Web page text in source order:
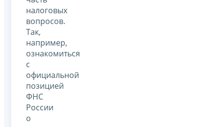
налоговых
вопросов.
Так,
например,
ознакомиться
с
официальной
позицией
ФНС
России
о